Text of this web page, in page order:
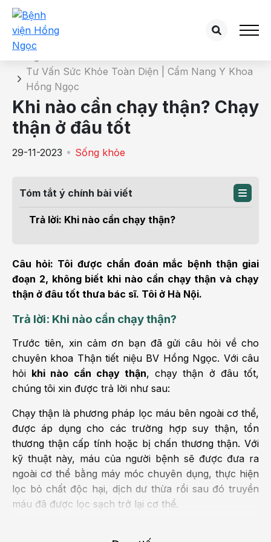
Chi tiết bài tư vấn
Tư Vấn Sức Khỏe Toàn Diện | Cẩm Nang Y Khoa
Hồng Ngọc
Khi nào cần chạy thận? Chạy
thận ở đâu tốt
29-11-2023 Sống khỏe
Tóm tắt ý chính bài viết
Trả lời: Khi nào cần chạy thận?
Câu hỏi: Tôi được chẩn đoán mắc bệnh thận giai
đoạn 2, không biết khi nào cần chạy thận và chạy
thận ở đâu tốt thưa bác sĩ. Tôi ở Hà Nội.
Trả lời: Khi nào cần chạy thận?
Trước tiên, xin cảm ơn bạn đã gửi câu hỏi về cho
chuyên khoa Thận tiết niệu BV Hồng Ngọc. Với câu
hỏi khi nào cần chạy thận, chạy thận ở đâu tốt,
chúng tôi xin được trả lời như sau:
Chạy thận là phương pháp lọc máu bên ngoài cơ thể,
được áp dụng cho các trường hợp suy thận, tổn
thương thận cấp tính hoặc bị chấn thương thận. Với
kỹ thuật này, máu của người bệnh sẽ được đưa ra
ngoài cơ thể bằng máy móc chuyên dụng, thực hiện
lọc bỏ chất độc hại, dịch dư thừa rồi sau đó truyền
máu đã được lọc sạch trở lại cơ thể.